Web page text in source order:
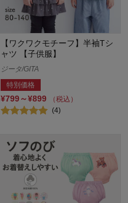
【ワクワクモチーフ】半袖Tシ
ャツ 【子供服】
ジータ/GITA
特別価格
¥799～¥899
（税込）
(4)